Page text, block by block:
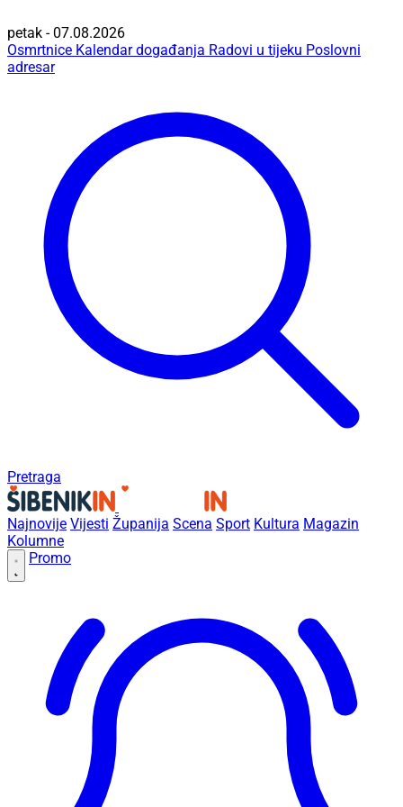
petak - 07.08.2026
Osmrtnice Kalendar događanja Radovi u tijeku Poslovni
adresar
Pretraga
Najnovije Vijesti Županija Scena Sport Kultura Magazin
Kolumne
Promo